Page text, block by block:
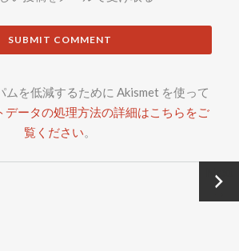
ムを低減するために Akismet を使って
データの処理方法の詳細はこちらをご
覧ください。
Next
→